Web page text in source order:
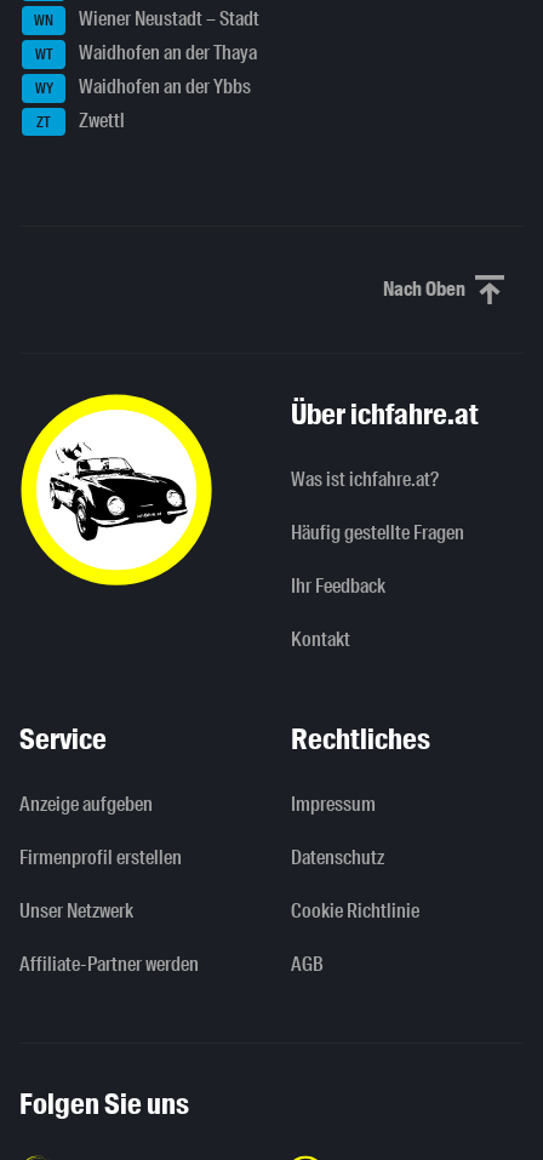
WN Wiener Neustadt – Stadt
WT Waidhofen an der Thaya
WY Waidhofen an der Ybbs
ZT Zwettl
Nach ObenNach oben
Über ichfahre.at
Was ist ichfahre.at?
Häufig gestellte Fragen
Ihr Feedback
Kontakt
Service
Anzeige aufgeben
Firmenprofil erstellen
Unser Netzwerk
Affiliate-Partner werden
Rechtliches
Impressum
Datenschutz
Cookie Richtlinie
AGB
Folgen Sie uns